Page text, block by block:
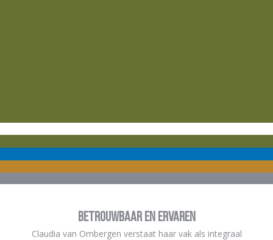
Betrouwbaar en ervaren
Claudia van Ombergen verstaat haar vak als integraal